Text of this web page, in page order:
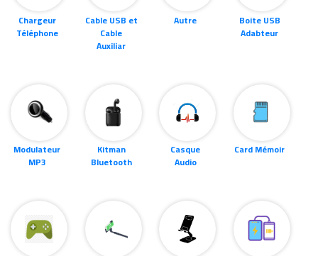
Chargeur
Téléphone
Cable USB et
Cable
Auxiliar
Autre Boite USB
Adabteur
Modulateur
MP3
Kitman
Bluetooth
Casque
Audio
Card Mémoir